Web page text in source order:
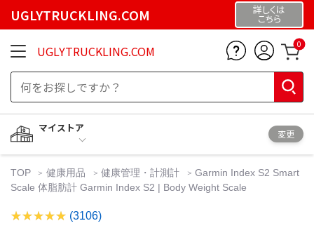
UGLYTRUCKLING.COM 詳しくは
こちら
UGLYTRUCKLING.COM 0
マイストア
変更
TOP 健康用品 健康管理・計測計
Garmin Index S2 Smart
Scale 体脂肪計 Garmin Index S2 | Body Weight Scale
(3106)